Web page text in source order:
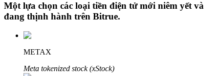
Khoản vay
Dịch vụ vay được hỗ trợ bằng tiền điện tử
Một lựa chọn các loại tiền điện tử mới niêm yết và
đang thịnh hành trên Bitrue.
METAX
Meta tokenized stock (xStock)